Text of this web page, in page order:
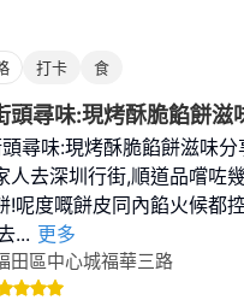
打卡 食
頭尋味:現烤酥脆餡餅滋
尋味:現烤酥脆餡餅滋味分
人去深圳行街,順道品嚐咗
!呢度嘅餅皮同內餡火候都
... 更多
田區中心城福華三路